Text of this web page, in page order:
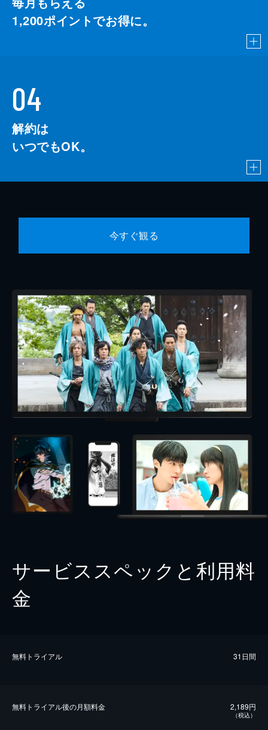
1,200ポイントでお得に。
04
解約は
いつでもOK。
今すぐ観る
サービススペックと利用料
金
無料トライアル 31日間
無料トライアル後の⽉額料金 2,189円
（税込）